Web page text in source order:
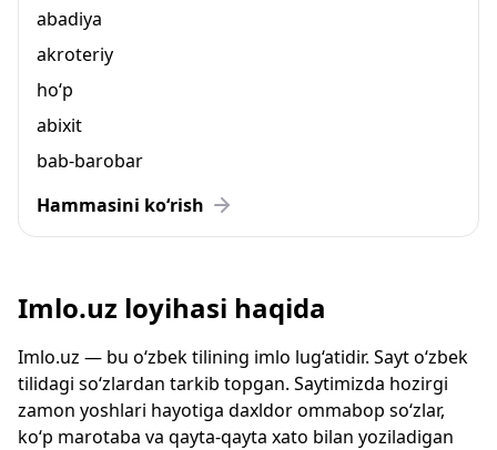
abadiya
akroteriy
ho‘p
abixit
bab-barobar
Hammasini ko‘rish
Imlo.uz loyihasi haqida
Imlo.uz — bu o‘zbek tilining imlo lug‘atidir. Sayt o‘zbek
tilidagi so‘zlardan tarkib topgan. Saytimizda hozirgi
zamon yoshlari hayotiga daxldor ommabop so‘zlar,
ko‘p marotaba va qayta-qayta xato bilan yoziladigan